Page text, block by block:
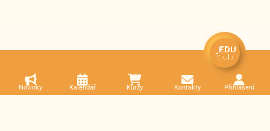
Novinky Kalendář Kurzy Kontakty Přihlášení